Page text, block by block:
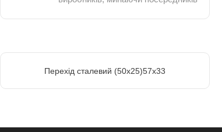
Перехід сталевий (50х25)57х33